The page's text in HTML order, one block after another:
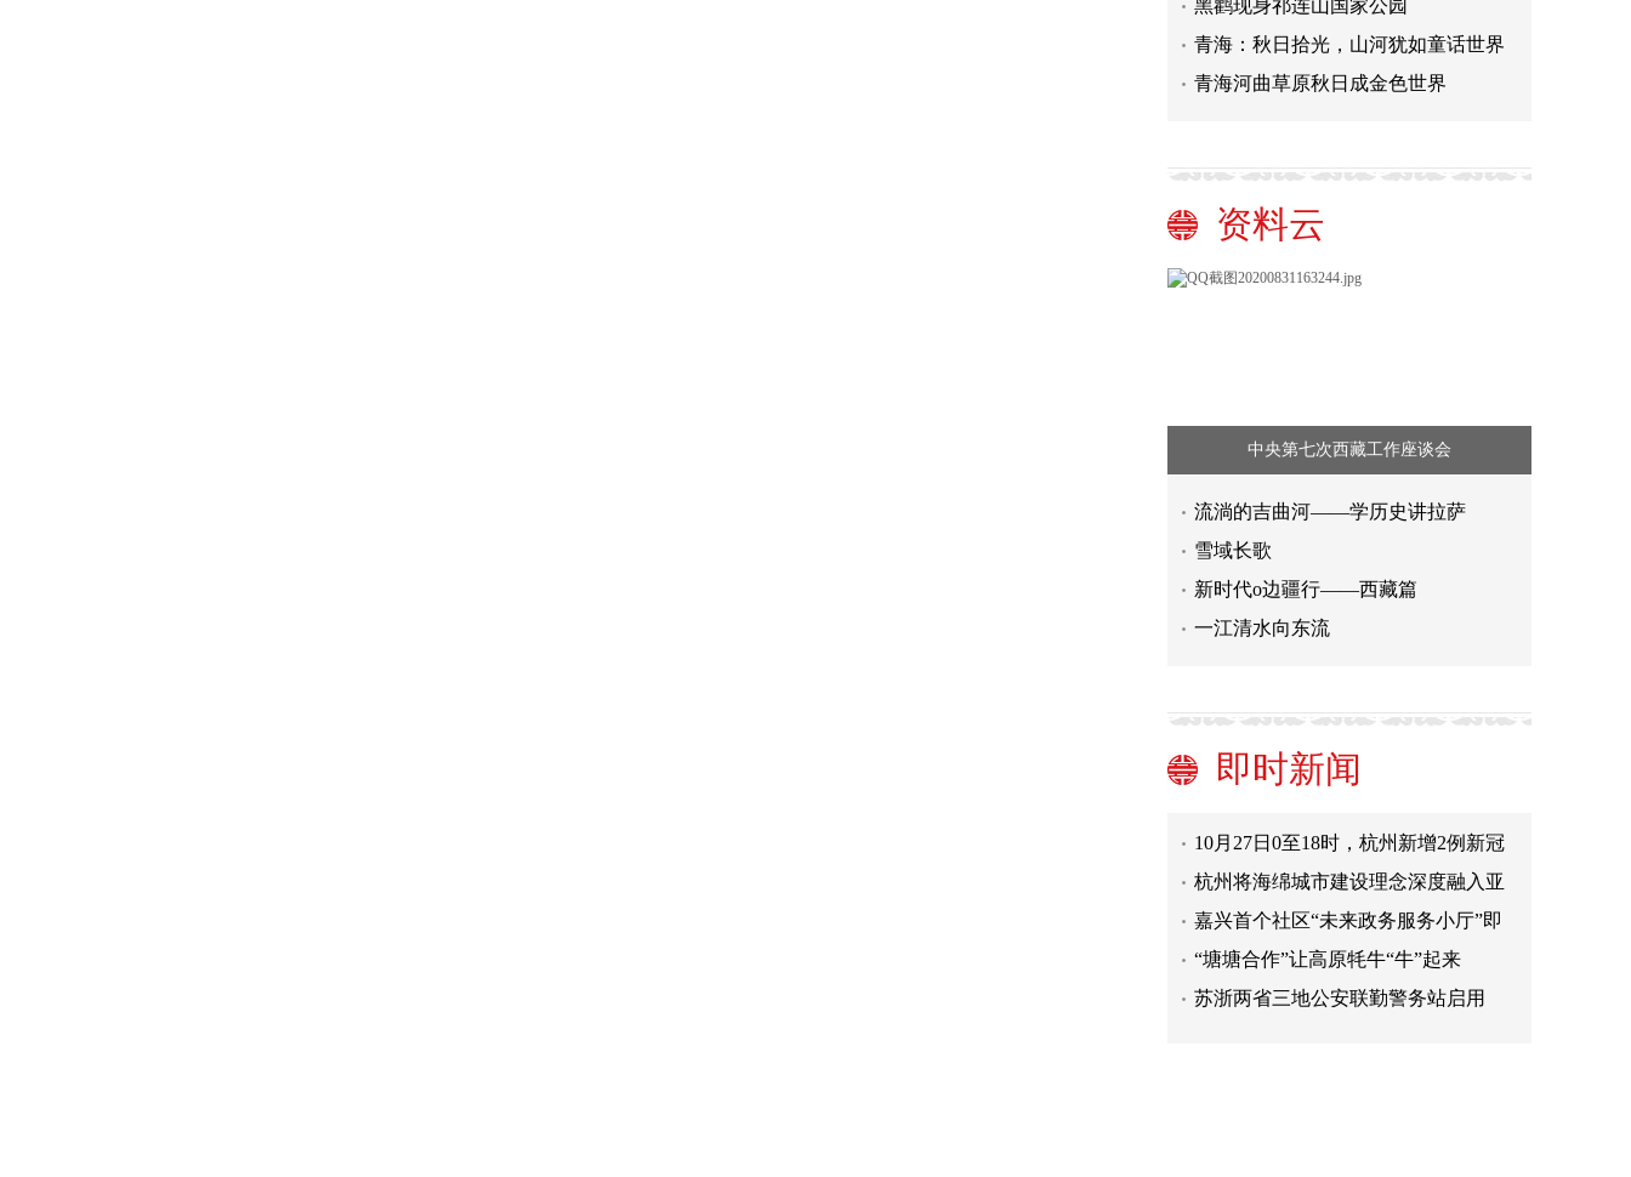
黑鹳现身祁连山国家公园
青海：秋日拾光，山河犹如童话世界
青海河曲草原秋日成金色世界
资料云
中央第七次西藏工作座谈会
流淌的吉曲河——学历史讲拉萨
雪域长歌
新时代o边疆行——西藏篇
一江清水向东流
即时新闻
殊病种管理
杭州这个老小区有了“未来感”的新生
金华加快推进学前教育高质量发展
绍兴全面开展消防安全集中攻坚行动